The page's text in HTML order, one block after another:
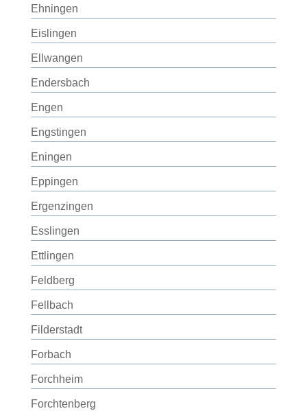
Ehningen
Eislingen
Ellwangen
Endersbach
Engen
Engstingen
Eningen
Eppingen
Ergenzingen
Esslingen
Ettlingen
Feldberg
Fellbach
Filderstadt
Forbach
Forchheim
Forchtenberg